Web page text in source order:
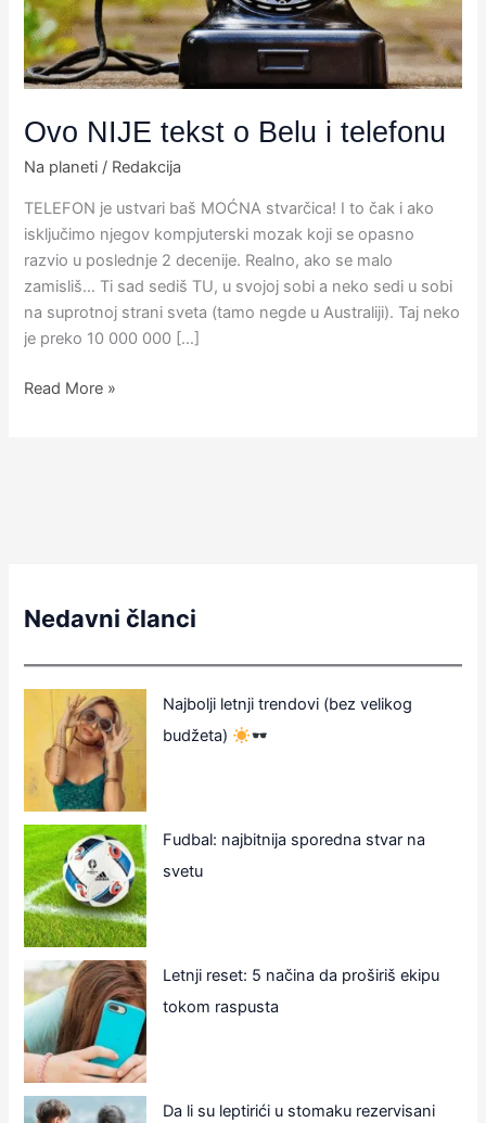
Ovo NIJE tekst o Belu i telefonu
Na planeti / Redakcija
TELEFON je ustvari baš MOĆNA stvarčica! ​I to čak i ako
isključimo njegov kompjuterski mozak koji se opasno
razvio u poslednje 2 decenije. Realno, ako se malo
zamisliš… Ti sad sediš TU, u svojoj sobi a neko sedi u sobi
na suprotnoj strani sveta (tamo negde u Australiji). Taj neko
je preko​ 10 000 000 […]
telefonu
Read More »
Nedavni članci
Najbolji letnji trendovi (bez velikog
budžeta)
Fudbal: najbitnija sporedna stvar na
svetu
Letnji reset: 5 načina da proširiš ekipu
tokom raspusta
Da li su leptirići u stomaku rezervisani